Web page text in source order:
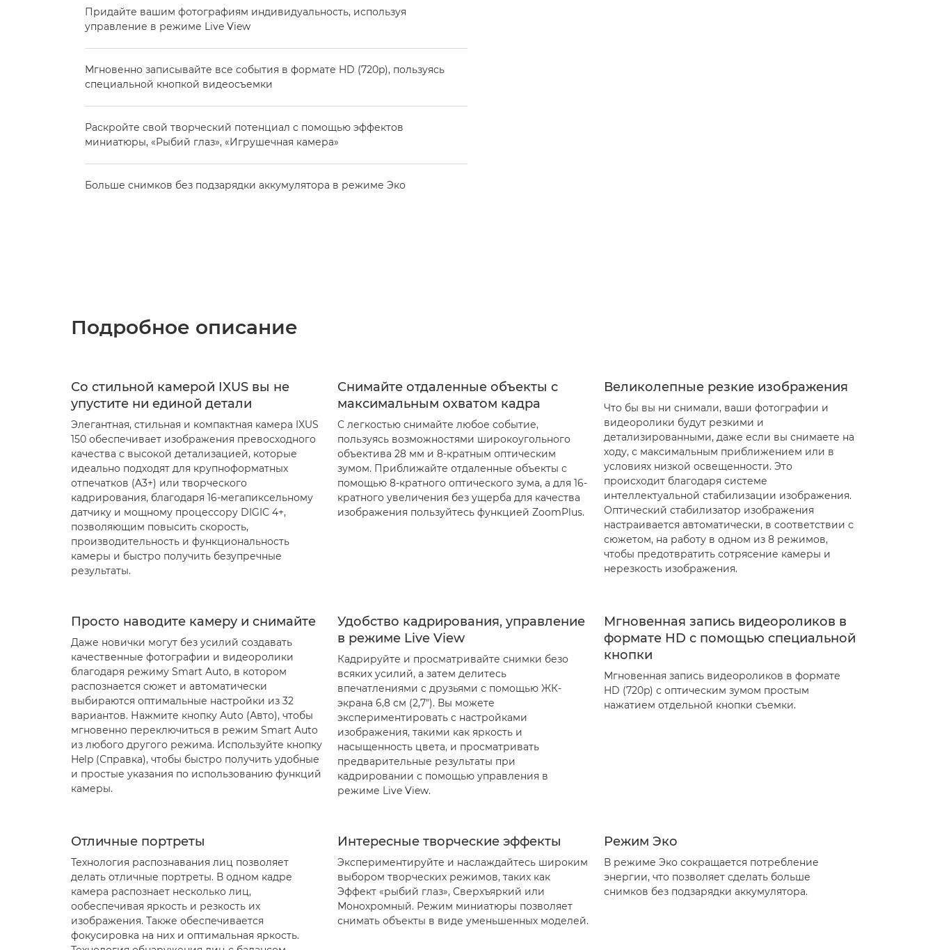
Придайте вашим фотографиям индивидуальность, используя
управление в режиме Live View
Мгновенно записывайте все события в формате HD (720p), пользуясь
специальной кнопкой видеосъемки
Раскройте свой творческий потенциал с помощью эффектов
миниатюры, «Рыбий глаз», «Игрушечная камера»
Больше снимков без подзарядки аккумулятора в режиме Эко
Подробное описание
Со стильной камерой IXUS вы не
упустите ни единой детали
Элегантная, стильная и компактная камера IXUS
150 обеспечивает изображения превосходного
качества с высокой детализацией, которые
идеально подходят для крупноформатных
отпечатков (A3+) или творческого
кадрирования, благодаря 16-мегапиксельному
датчику и мощному процессору DIGIC 4+,
позволяющим повысить скорость,
производительность и функциональность
камеры и быстро получить безупречные
результаты.
Снимайте отдаленные объекты с
максимальным охватом кадра
С легкостью снимайте любое событие,
пользуясь возможностями широкоугольного
объектива 28 мм и 8-кратным оптическим
зумом. Приближайте отдаленные объекты с
помощью 8-кратного оптического зума, а для 16-
кратного увеличения без ущерба для качества
изображения пользуйтесь функцией ZoomPlus.
Великолепные резкие изображения
Что бы вы ни снимали, ваши фотографии и
видеоролики будут резкими и
детализированными, даже если вы снимаете на
ходу, с максимальным приближением или в
условиях низкой освещенности. Это
происходит благодаря системе
интеллектуальной стабилизации изображения.
Оптический стабилизатор изображения
настраивается автоматически, в соответствии с
сюжетом, на работу в одном из 8 режимов,
чтобы предотвратить сотрясение камеры и
нерезкость изображения.
Просто наводите камеру и снимайте
Даже новички могут без усилий создавать
качественные фотографии и видеоролики
благодаря режиму Smart Auto, в котором
распознается сюжет и автоматически
выбираются оптимальные настройки из 32
вариантов. Нажмите кнопку Auto (Авто), чтобы
мгновенно переключиться в режим Smart Auto
из любого другого режима. Используйте кнопку
Help (Справка), чтобы быстро получить удобные
и простые указания по использованию функций
камеры.
Удобство кадрирования, управление
в режиме Live View
Кадрируйте и просматривайте снимки безо
всяких усилий, а затем делитесь
впечатлениями с друзьями с помощью ЖК-
экрана 6,8 см (2,7"). Вы можете
экспериментировать с настройками
изображения, такими как яркость и
насыщенность цвета, и просматривать
предварительные результаты при
кадрировании с помощью управления в
режиме Live View.
Мгновенная запись видеороликов в
формате HD с помощью специальной
кнопки
Мгновенная запись видеороликов в формате
HD (720p) с оптическим зумом простым
нажатием отдельной кнопки съемки.
Отличные портреты
Технология распознавания лиц позволяет
делать отличные портреты. В одном кадре
камера распознает несколько лиц,
ообеспечивая яркость и резкость их
изображения. Также обеспечивается
фокусировка на них и оптимальная яркость.
Интересные творческие эффекты
Экспериментируйте и наслаждайтесь широким
выбором творческих режимов, таких как
Эффект «рыбий глаз», Сверхъяркий или
Монохромный. Режим миниатюры позволяет
снимать объекты в виде уменьшенных моделей.
Режим Эко
В режиме Эко сокращается потребление
энергии, что позволяет сделать больше
снимков без подзарядки аккумулятора.